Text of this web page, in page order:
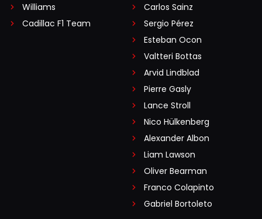
Williams
Cadillac F1 Team
Carlos Sainz
Sergio Pérez
Esteban Ocon
Valtteri Bottas
Arvid Lindblad
Pierre Gasly
Lance Stroll
Nico Hülkenberg
Alexander Albon
Liam Lawson
Oliver Bearman
Franco Colapinto
Gabriel Bortoleto